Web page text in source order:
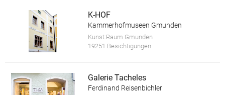
K-HOF
Kammerhofmuseen Gmunden
Kunst:Raum Gmunden
19251 Besichtigungen
Galerie Tacheles
Ferdinand Reisenbichler